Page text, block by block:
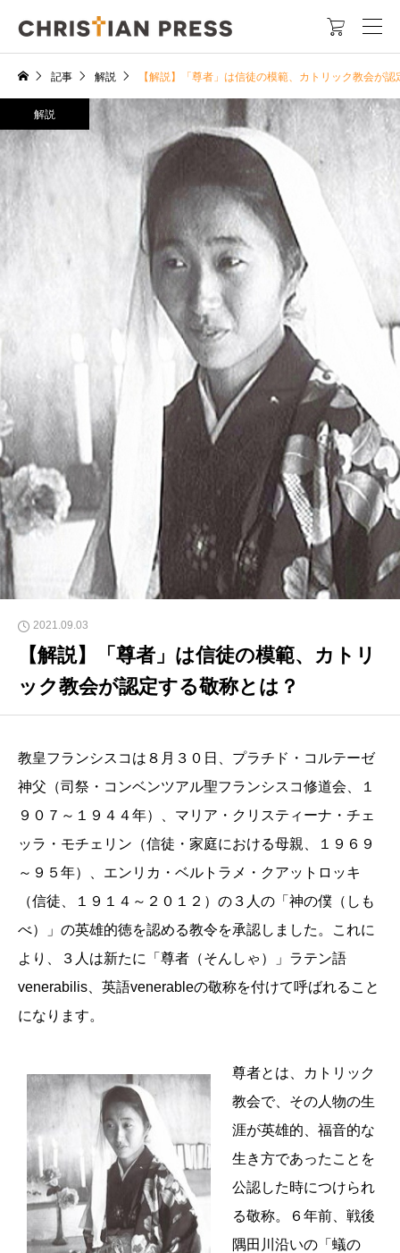

記事 解説 【解説】「尊者」は信徒の模範、カトリック教会が
解説
2021.09.03
【解説】「尊者」は信徒の模範、カトリ
ック教会が認定する敬称とは？
教皇フランシスコは８月３０日、プラチド・コルテーゼ
神父（司祭・コンベンツアル聖フランシスコ修道会、１
９０７～１９４４年）、マリア・クリスティーナ・チェ
ッラ・モチェリン（信徒・家庭における母親、１９６９
～９５年）、エンリカ・ベルトラメ・クアットロッキ
（信徒、１９１４～２０１２）の３人の「神の僕（ しも
べ）」の英雄的徳を認める教令を承認しました。これに
より、３人は新たに「尊者（そんしゃ）」ラテン語
venerabilis、英語venerableの敬称を付けて呼ばれること
になります。
尊者とは、カトリック
教会で、その人物の生
涯が英雄的、福音的な
生き方であったことを
公認した時につけられ
る敬称。６年前、戦後
隅田川沿いの「蟻の